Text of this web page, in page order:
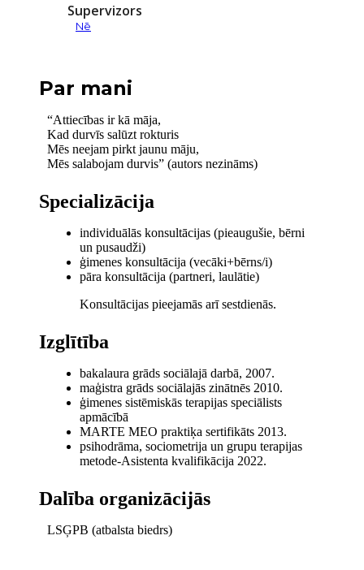
Supervizors
Nē
Par mani
“Attiecības ir kā māja,
Kad durvīs salūzt rokturis
Mēs neejam pirkt jaunu māju,
Mēs salabojam durvis” (autors nezināms)
Specializācija
individuālās konsultācijas (pieaugušie, bērni
un pusaudži)
ģimenes konsultācija (vecāki+bērns/i)
pāra konsultācija (partneri, laulātie)
Konsultācijas pieejamās arī sestdienās.
Izglītība
bakalaura grāds sociālajā darbā, 2007.
maģistra grāds sociālajās zinātnēs 2010.
ģimenes sistēmiskās terapijas speciālists
apmācībā
MARTE MEO praktiķa sertifikāts 2013.
psihodrāma, sociometrija un grupu terapijas
metode-Asistenta kvalifikācija 2022.
Dalība organizācijās
LSĢPB (atbalsta biedrs)